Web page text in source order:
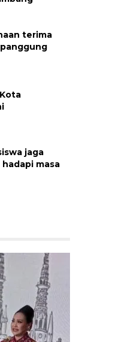
terima
jaga
masa